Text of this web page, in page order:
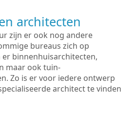
architecten
zijn er ook nog andere
bureaus zich op
binnenhuisarchitecten,
maar ook tuin-
Zo is er voor iedere ontwerp
architect te vinden